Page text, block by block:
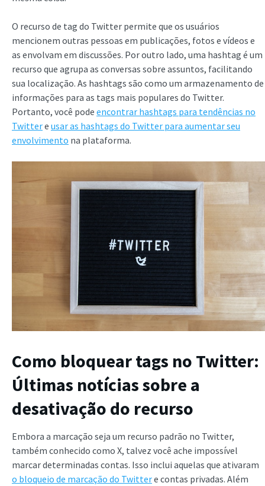
O recurso de tag do Twitter permite que os usuários
mencionem outras pessoas em publicações, fotos e vídeos e
as envolvam em discussões. Por outro lado, uma hashtag é um
recurso que agrupa as conversas sobre assuntos, facilitando
sua localização. As hashtags são como um armazenamento de
informações para as tags mais populares do Twitter.
Portanto, você pode encontrar hashtags para tendências no
Twittere usar as hashtags do Twitter para aumentar seu
envolvimento na plataforma.
Como bloquear tags no Twitter:
Últimas notícias sobre a
desativação do recurso
Embora a marcação seja um recurso padrão no Twitter,
também conhecido como X, talvez você ache impossível
marcar determinadas contas. Isso inclui aquelas que ativaram
o bloqueio de marcação do Twittere contas privadas. Além